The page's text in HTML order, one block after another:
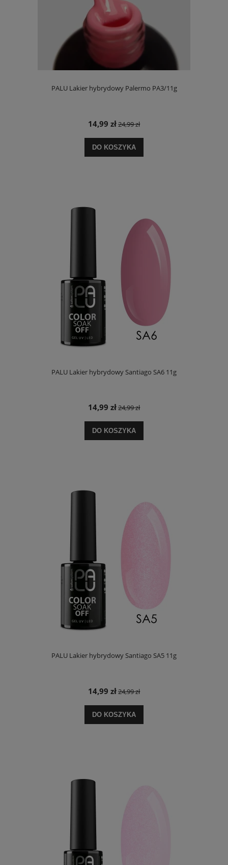
PALU Lakier hybrydowy Palermo PA3/11g
14,99 zł24,99 zł
DO KOSZYKA
PALU Lakier hybrydowy Santiago SA6 11g
14,99 zł24,99 zł
DO KOSZYKA
PALU Lakier hybrydowy Santiago SA5 11g
14,99 zł24,99 zł
DO KOSZYKA